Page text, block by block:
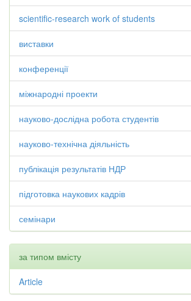
scientific-research work of students
виставки
конференції
міжнародні проекти
науково-дослідна робота студентів
науково-технічна діяльність
публікація результатів НДР
підготовка наукових кадрів
семінари
за типом вмісту
Article